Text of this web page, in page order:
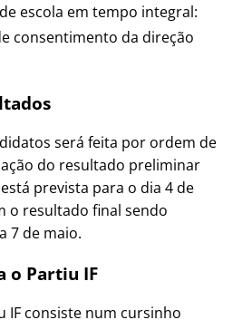
escola em tempo integral:
consentimento da direção
será feita por ordem de
do resultado preliminar
prevista para o dia 4 de
o resultado final sendo
7 de maio.
o Partiu IF
IF consiste num cursinho